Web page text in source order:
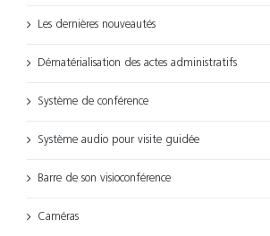
Les dernières nouveautés
Dématérialisation des actes administratifs
Système de conférence
Système audio pour visite guidée
Barre de son visioconférence
Caméras